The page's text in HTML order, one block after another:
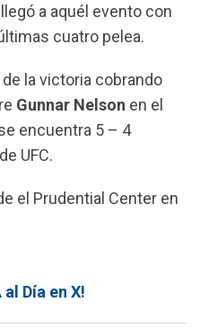
llegó a aquél evento con
cuatro pelea.
la victoria cobrando
Gunnar Nelson en el
se encuentra 5 – 4
UFC.
el Prudential Center en
Día en X!